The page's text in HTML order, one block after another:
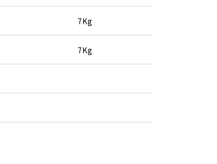
7Kg
7Kg